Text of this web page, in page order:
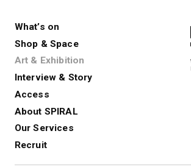
What’s on
Shop & Space
Art & Exhibition
Interview & Story
Access
About SPIRAL
Our Services
Recruit
Spiral
Exhibition
展覧会やイベント
演劇やダンス、ラ
SPIRALのご紹介
レンタルスペース
新卒採用